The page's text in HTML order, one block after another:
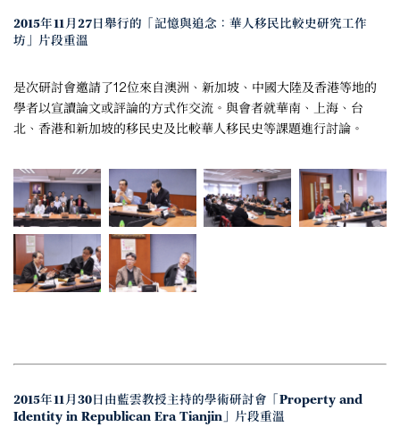
2015年11月27日舉行的「記憶與追念：華人移民比較史研究工作
坊」片段重溫
是次研討會邀請了12位來自澳洲、新加坡、中國大陸及香港等地的
學者以宣讀論文或評論的方式作交流。與會者就華南、上海、台
北、香港和新加坡的移民史及比較華人移民史等課題進行討論。
2015年11月30日由藍雲教授主持的學術研討會「Property and
Identity in Republican Era Tianjin」片段重溫